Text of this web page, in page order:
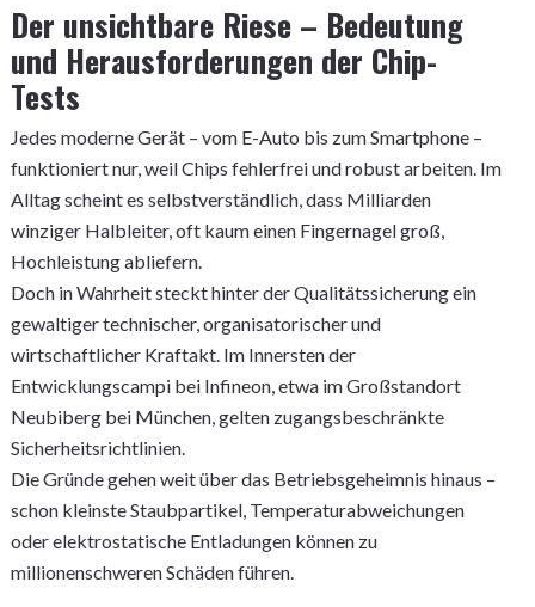
Der unsichtbare Riese – Bedeutung
und Herausforderungen der Chip-
Tests
Jedes moderne Gerät – vom E-Auto bis zum Smartphone –
funktioniert nur, weil Chips fehlerfrei und robust arbeiten. Im
Alltag scheint es selbstverständlich, dass Milliarden
winziger Halbleiter, oft kaum einen Fingernagel groß,
Hochleistung abliefern.
Doch in Wahrheit steckt hinter der Qualitätssicherung ein
gewaltiger technischer, organisatorischer und
wirtschaftlicher Kraftakt. Im Innersten der
Entwicklungscampi bei Infineon, etwa im Großstandort
Neubiberg bei München, gelten zugangsbeschränkte
Sicherheitsrichtlinien.
Die Gründe gehen weit über das Betriebsgeheimnis hinaus –
schon kleinste Staubpartikel, Temperaturabweichungen
oder elektrostatische Entladungen können zu
millionenschweren Schäden führen.